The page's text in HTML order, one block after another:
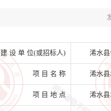
建 设 单 位(或招标人) 浠水
项 目 名 称 浠水
项 目 地 点 浠水